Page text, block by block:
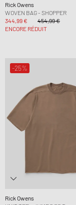
Rick Owens
WOVEN BAG - SHOPPER
344,99 €
454,99 €
ENCORE RÉDUIT
-25%
Rick Owens